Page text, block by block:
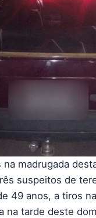
na madrugada
suspeitos de
49 anos, a tiros
na tarde deste